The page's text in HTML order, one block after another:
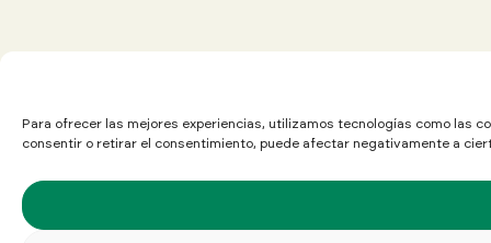
Para ofrecer las mejores experiencias, utilizamos tecnologías como las
consentir o retirar el consentimiento, puede afectar negativamente a